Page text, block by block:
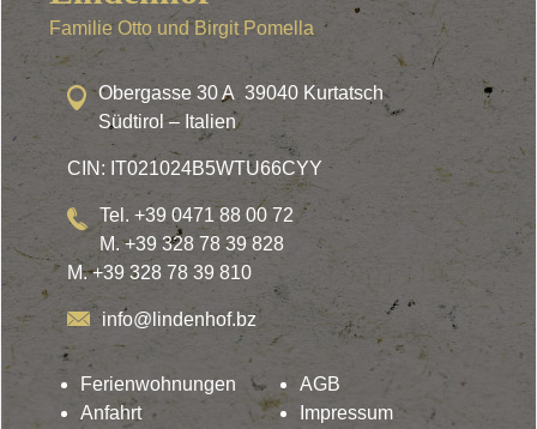
Familie Otto und Birgit Pomella
Obergasse 30 A 39040 Kurtatsch
Südtirol – Italien
CIN: IT021024B5WTU66CYY
Tel. +39 0471 88 00 72
M. +39 328 78 39 828
M. +39 328 78 39 810
info@lindenhof.bz
Ferienwohnungen
Anfahrt
AGB
Impressum